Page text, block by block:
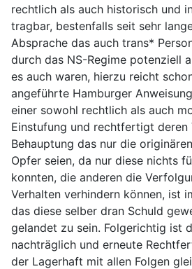
rechtlich als auch historisch und
tragbar, bestenfalls seit sehr
Absprache das auch trans*
durch das NS-Regime potenziell
es auch waren, hierzu reicht
angeführte Hamburger
einer sowohl rechtlich als auch
Einstufung und rechtfertigt deren
Behauptung das nur die
Opfer seien, da nur diese nichts
konnten, die anderen die
Verhalten verhindern können, ist
das diese selber dran Schuld
gelandet zu sein. Folgerichtig ist
nachträglich und erneute
der Lagerhaft mit allen Folgen